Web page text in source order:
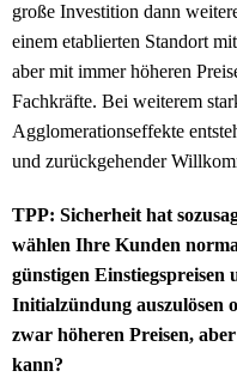
große Investition dann
einem etablierten Standort
aber mit immer höheren
Fachkräfte. Bei weiterem
Agglomerationseffekte
und zurückgehender
TPP: Sicherheit hat
wählen Ihre Kunden
günstigen Einstiegspreisen
Initialzündung auszulösen
zwar höheren Preisen,
kann?